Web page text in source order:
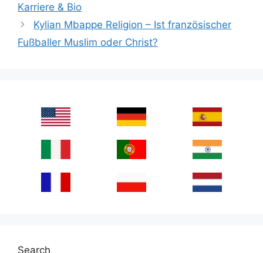
Karriere & Bio
Kylian Mbappe Religion – Ist französischer
Fußballer Muslim oder Christ?
Search